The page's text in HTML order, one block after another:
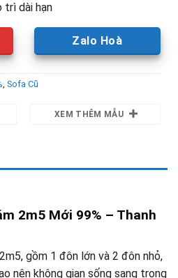
trì dài hạn
Zalo Hoà
, Sofa Cũ
XEM THÊM MẪU
2m5 Mới 99% – Thanh
gồm 1 đôn lớn và 2 đôn nhỏ,
nên không gian sống sang trọng